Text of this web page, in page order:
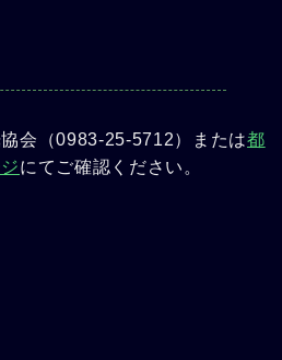
会（0983-25-5712）または都
にてご確認ください。